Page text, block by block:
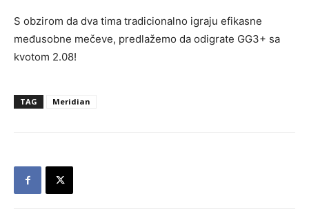
S obzirom da dva tima tradicionalno igraju efikasne
međusobne mečeve, predlažemo da odigrate GG3+ sa
kvotom 2.08!
TAG Meridian